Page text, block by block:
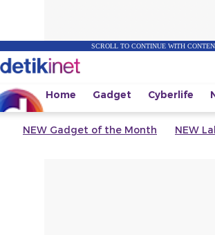
SCROLL TO CONTINUE WITH
Home Gadget Cyberlife
NEW Gadget of the Month NEW